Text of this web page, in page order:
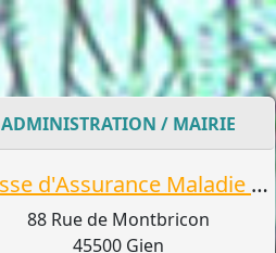
ADMINISTRATION / MAIRIE
Caisse d'Assurance Maladie du Loiret
88 Rue de Montbricon
45500 Gien